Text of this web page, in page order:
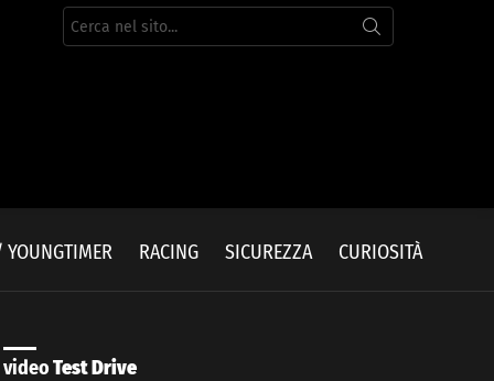
Cerca
per:
YOUNGTIMER RACING SICUREZZA CURIOSITÀ
videoTest Drive